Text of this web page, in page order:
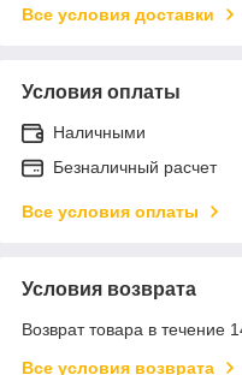
Все условия доставки
Условия оплаты
Наличными
Безналичный расчет
Все условия оплаты
Условия возврата
Возврат товара в течение
Все условия возврата